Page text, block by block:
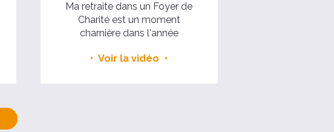
Ma retraite dans un Foyer de
Charité est un moment
charnière dans l'année
Voir la vidéo